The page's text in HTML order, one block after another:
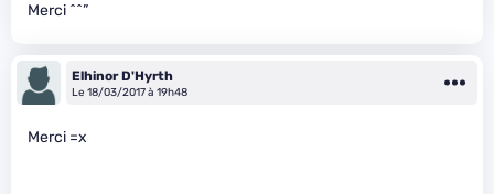
Merci ^^”
Elhinor D'Hyrth
Le 18/03/2017 à 19h48
Merci =x